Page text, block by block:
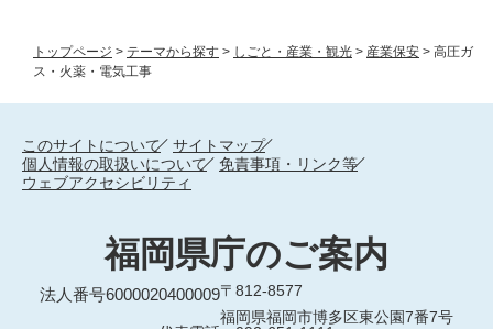
トップページ > テーマから探す > しごと・産業・観光 > 産業保安 > 高圧ガ
ス・火薬・電気工事
このサイトについて
サイトマップ
個人情報の取扱いについて
免責事項・リンク等
ウェブアクセシビリティ
福岡県庁のご案内
法人番号6000020400009〒812-8577
福岡県福岡市博多区東公園7番7号